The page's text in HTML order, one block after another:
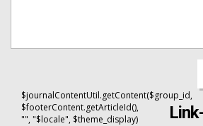
$journalContentUtil.getContent($group_id,
$footerContent.getArticleId(),
"", "$locale", $theme_display)